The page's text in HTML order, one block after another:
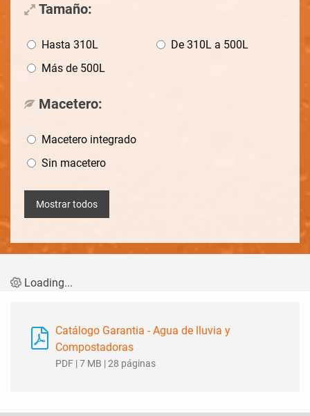
Tamaño:
Hasta 310L
De 310L a 500L
Más de 500L
Macetero:
Macetero integrado
Sin macetero
Loading...
Catálogo Garantia - Agua de lluvia y
Compostadoras
PDF | 7 MB | 28 páginas